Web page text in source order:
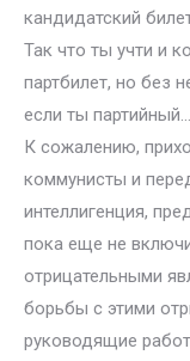
кандидатский
Так что ты учти и
партбилет, но без
если ты
К сожалению,
коммунисты и
интеллигенция,
пока еще не
отрицательными
борьбы с этими
руководящие